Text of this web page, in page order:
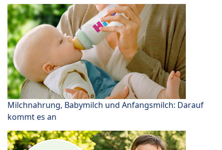
Milchnahrung, Babymilch und Anfangsmilch: Darauf
kommt es an